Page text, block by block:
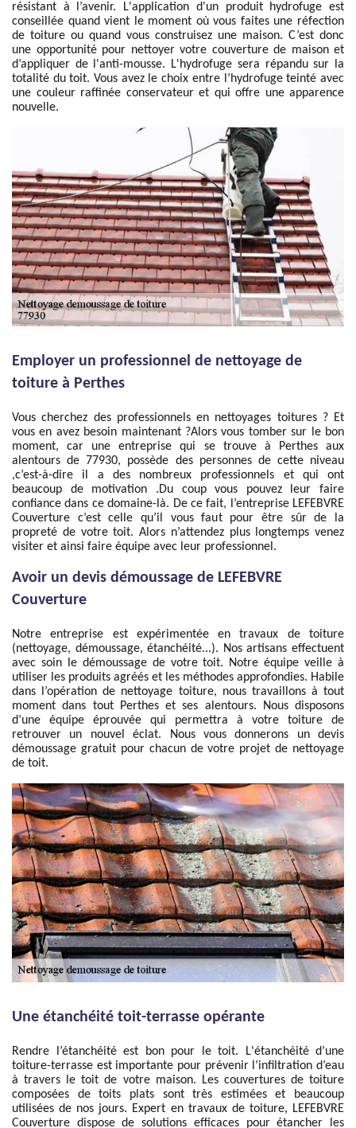
résistant à l’avenir. L'application d'un produit hydrofuge est
conseillée quand vient le moment où vous faites une réfection
de toiture ou quand vous construisez une maison. C’est donc
une opportunité pour nettoyer votre couverture de maison et
d’appliquer de l'anti-mousse. L'hydrofuge sera répandu sur la
totalité du toit. Vous avez le choix entre l’hydrofuge teinté avec
une couleur raffinée conservateur et qui offre une apparence
nouvelle.
Employer un professionnel de nettoyage de
toiture à Perthes
Vous cherchez des professionnels en nettoyages toitures ? Et
vous en avez besoin maintenant ?Alors vous tomber sur le bon
moment, car une entreprise qui se trouve à Perthes aux
alentours de 77930, possède des personnes de cette niveau
,c’est-à-dire il a des nombreux professionnels et qui ont
beaucoup de motivation .Du coup vous pouvez leur faire
confiance dans ce domaine-là. De ce fait, l’entreprise LEFEBVRE
Couverture c’est celle qu’il vous faut pour être sûr de la
propreté de votre toit. Alors n’attendez plus longtemps venez
visiter et ainsi faire équipe avec leur professionnel.
Avoir un devis démoussage de LEFEBVRE
Couverture
Notre entreprise est expérimentée en travaux de toiture
(nettoyage, démoussage, étanchéité...). Nos artisans effectuent
avec soin le démoussage de votre toit. Notre équipe veille à
utiliser les produits agréés et les méthodes approfondies. Habile
dans l’opération de nettoyage toiture, nous travaillons à tout
moment dans tout Perthes et ses alentours. Nous disposons
d’une équipe éprouvée qui permettra à votre toiture de
retrouver un nouvel éclat. Nous vous donnerons un devis
démoussage gratuit pour chacun de votre projet de nettoyage
de toit.
Une étanchéité toit-terrasse opérante
Rendre l’étanchéité est bon pour le toit. L'étanchéité d’une
toiture-terrasse est importante pour prévenir l’infiltration d’eau
à travers le toit de votre maison. Les couvertures de toiture
composées de toits plats sont très estimées et beaucoup
utilisées de nos jours. Expert en travaux de toiture, LEFEBVRE
Couverture dispose de solutions efficaces pour étancher les